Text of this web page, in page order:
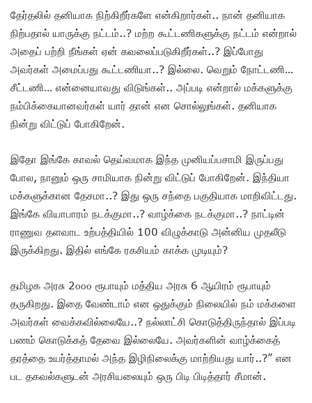
தேர்தலில் தனியாக நிற்கிறீர்களே என்கிறார்கள்.. நான் தனியாக
நிற்பதால் யாருக்கு நட்டம்..? மற்ற கூட்டணிகளுக்கு நட்டம் என்றால்
அதைப் பற்றி நீங்கள் ஏன் கவலைப்படுகிறீர்கள்..? இப்போது
அவர்கள் அமைப்பது கூட்டணியா..? இல்லை. வெறும் நோட்டணி…
சீட்டணி… என்னையாவது விடுங்கள்.. அப்படி என்றால் மக்களுக்கு
நம்பிக்கையானவர்கள் யார் தான் என சொல்லுங்கள். தனியாக
நின்று விட்டுப் போகிறேன்.
இதோ இங்கே காவல் தெய்வமாக இந்த முனியப்பசாமி இருப்பது
போல, நானும் ஒரு சாமியாக நின்று விட்டுப் போகிறேன். இந்தியா
மக்களுக்கான தேசமா..? இது ஒரு சந்தை பகுதியாக மாறிவிட்டது.
இங்கே வியாபாரம் நடக்குமா..? வாழ்க்கை நடக்குமா..? நாட்டின்
ராணுவ தளவாட உற்பத்தியில் 100 விழுக்காடு அன்னிய முதலீடு
இருக்கிறது. இதில் எங்கே ரகசியம் காக்க முடியும்?
தமிழக அரசு 2௦௦௦ ரூபாயும் மத்திய அரசு 6 ஆயிரம் ரூபாயும்
தருகிறது. இதை வேண்டாம் என ஒதுக்கும் நிலையில் நம் மக்களை
அவர்கள் வைக்கவில்லையே..? நல்லாட்சி கொடுத்திருந்தால் இப்படி
பணம் கொடுக்கத் தேவை இல்லையே. அவர்களின் வாழ்க்கைத்
தரத்தை உயர்த்தாமல் அந்த இழிநிலைக்கு மாற்றியது யார்..?” என
பட தகவல்களுடன் அரசியலையும் ஒரு பிடி பிடித்தார் சீமான்.